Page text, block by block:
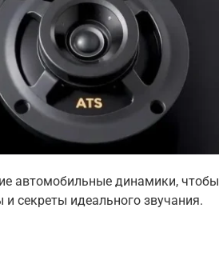
автомобильные динамики, чтобы
секреты идеального звучания.